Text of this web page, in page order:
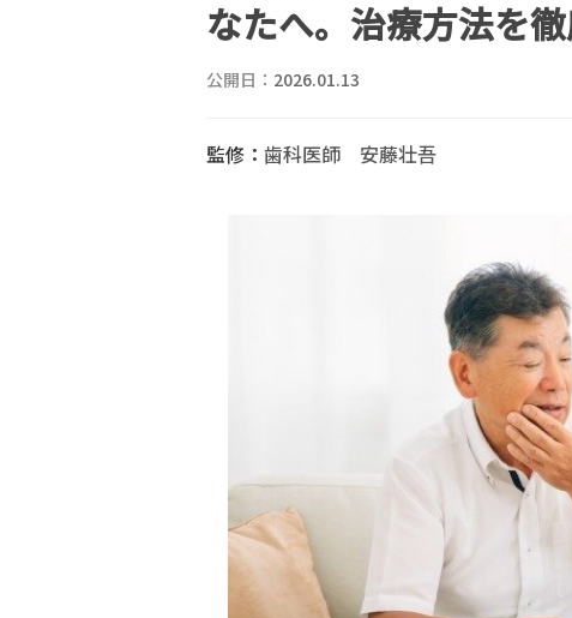
なたへ。治療方法を
公開日： 2026.01.13
監修： 歯科医師 安藤壮吾